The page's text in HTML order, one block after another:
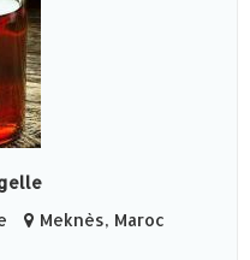
Meknès‎, Maroc